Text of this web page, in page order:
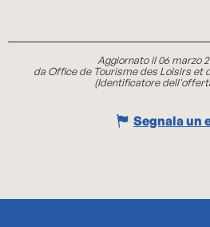
Aggiornato il 06 marzo
da Office de Tourisme des Loisirs et
(Identificatore
Segnala un